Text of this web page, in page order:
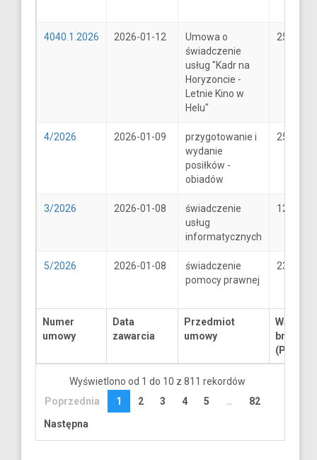
Numer
umowy
Data
zawarcia
Przedmiot
umowy
Wartość
brutto
(PLN)
4040.1.2026 2026-01-12
Umowa o
świadczenie
usług "Kadr na
Horyzoncie -
Letnie Kino w
Helu"
25600
4/2026 2026-01-09
przygotowanie i
wydanie
posiłków -
obiadów
25
3/2026 2026-01-08
świadczenie
usług
informatycznych
1250
5/2026 2026-01-08
świadczenie
pomocy prawnej
2300
Wyświetlono od 1 do 10 z 811 rekordów
Poprzednia
1 2 3 4 5 …
82
Następna